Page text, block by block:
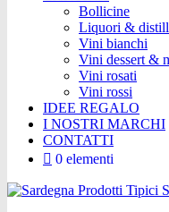
Bollicine
Liquori &
Vini bianchi
Vini dessert &
Vini rosati
Vini rossi
IDEE REGALO
I NOSTRI MARCHI
CONTATTI
0 elementi